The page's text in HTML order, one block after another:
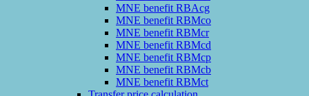
MNE benefit RBAcg
MNE benefit RBMco
MNE benefit RBMcr
MNE benefit RBMcd
MNE benefit RBMcp
MNE benefit RBMcb
MNE benefit RBMct